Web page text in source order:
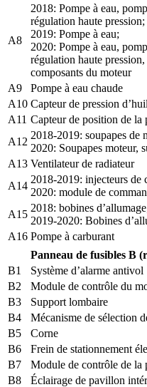
A8
2018: Pompe à eau,
régulation haute pression;
2019: Pompe à eau;
2020: Pompe à eau,
régulation haute
composants du moteur
A9
Pompe à eau chaude
A10 Capteur de pression
A11 Capteur de position de la
A12
2018-2019: soupapes de
2020: Soupapes moteur,
A13 Ventilateur de radiateur
A14
2018-2019: injecteurs de
2020: module de
A15
2018: bobines
2019-2020: Bobines
A16 Pompe à carburant
Panneau de fusibles B
B1
Système d’alarme antivol
B2
Module de contrôle du
B3
Support lombaire
B4
Mécanisme de sélection
B5
Corne
B6
Frein de stationnement
B7
Module de contrôle de la
B8
Éclairage de pavillon